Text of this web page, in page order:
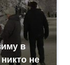
в
не